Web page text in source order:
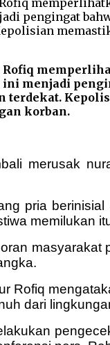
ini menjadi
terdekat.
korban.
merusak
pria
memilukan
Rofiq
dari